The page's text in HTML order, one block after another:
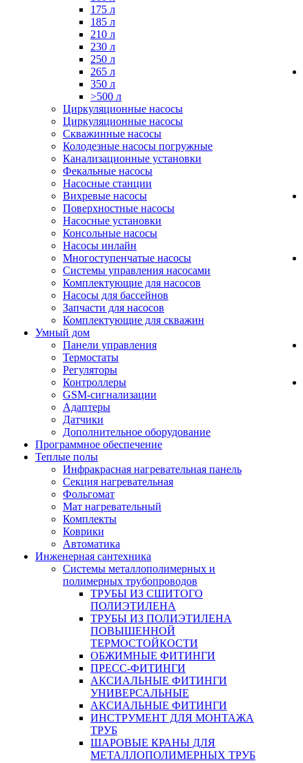
175 л
185 л
210 л
230 л
250 л
265 л
350 л
>500 л
Циркуляционные насосы
Циркуляционные насосы
Скважинные насосы
Колодезные насосы погружные
Канализационные установки
Фекальные насосы
Насосные станции
Вихревые насосы
Поверхностные насосы
Насосные установки
Консольные насосы
Насосы инлайн
Многоступенчатые насосы
Системы управления насосами
Комплектующие для насосов
Насосы для бассейнов
Запчасти для насосов
Комплектующие для скважин
Умный дом
Панели управления
Термостаты
Регуляторы
Контроллеры
GSM-сигнализации
Адаптеры
Датчики
Дополнительное оборудование
Программное обеспечение
Теплые полы
Инфракрасная нагревательная панель
Секция нагревательная
Фольгомат
Мат нагревательный
Комплекты
Коврики
Автоматика
Инженерная сантехника
Системы металлополимерных и
полимерных трубопроводов
ТРУБЫ ИЗ СШИТОГО
ПОЛИЭТИЛЕНА
ТРУБЫ ИЗ ПОЛИЭТИЛЕНА
ПОВЫШЕННОЙ
ТЕРМОСТОЙКОСТИ
ОБЖИМНЫЕ ФИТИНГИ
ПРЕСС-ФИТИНГИ
АКСИАЛЬНЫЕ ФИТИНГИ
УНИВЕРСАЛЬНЫЕ
АКСИАЛЬНЫЕ ФИТИНГИ
ИНСТРУМЕНТ ДЛЯ МОНТАЖА
ТРУБ
ШАРОВЫЕ КРАНЫ ДЛЯ
МЕТАЛЛОПОЛИМЕРНЫХ ТРУБ